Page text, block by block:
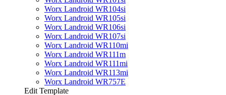
Worx Landroid WR104si
Worx Landroid WR105si
Worx Landroid WR106si
Worx Landroid WR107si
Worx Landroid WR110mi
Worx Landroid WR111m
Worx Landroid WR111mi
Worx Landroid WR113mi
Worx Landroid WR757E
Edit Template